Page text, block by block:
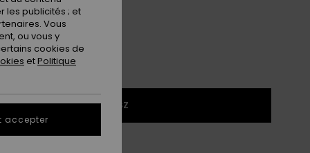
1SZ
le Guide des tailles
les publicités ; et
Vous
ou vous y
cookies de
etPolitique
accepter